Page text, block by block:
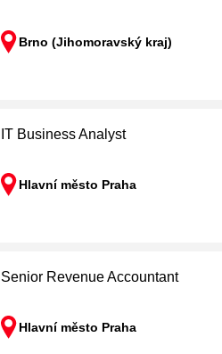
Brno (Jihomoravský kraj)
IT Business Analyst
Hlavní město Praha
Senior Revenue Accountant
Hlavní město Praha